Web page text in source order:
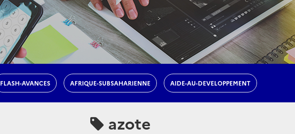
FLASH-AVANCES AFRIQUE-SUBSAHARIENNE AIDE-AU-DEVELOPPEMENT
azote